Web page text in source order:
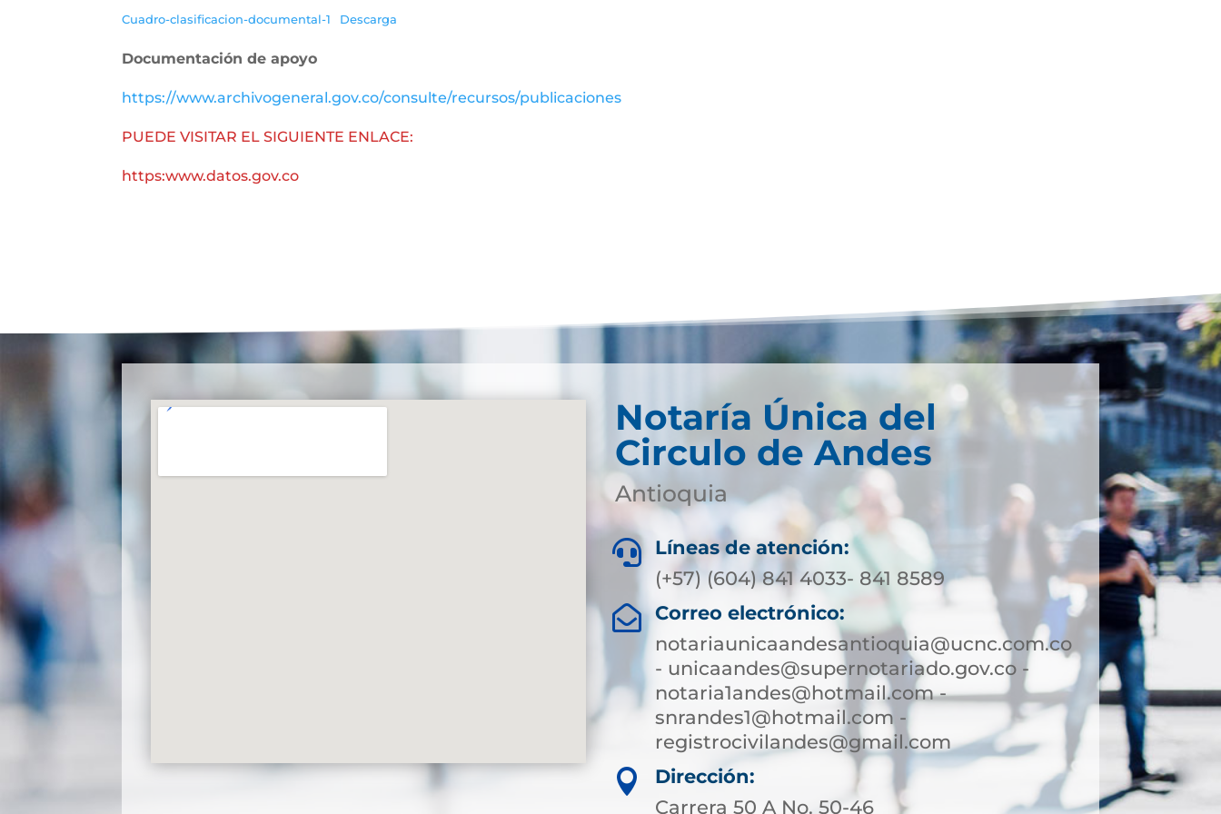
Cuadro-clasificacion-documental-1 Descarga
Documentación de apoyo
https://www.archivogeneral.gov.co/consulte/recursos/publicaciones
PUEDE VISITAR EL SIGUIENTE ENLACE:
https:www.datos.gov.co
Notaría Única del
Circulo de Andes
Antioquia

Líneas de atención:
(+57) (604) 841 4033- 841 8589

Correo electrónico:
notariaunicaandesantioquia@ucnc.com.co
- unicaandes@supernotariado.gov.co -
notaria1andes@hotmail.com -
snrandes1@hotmail.com -
registrocivilandes@gmail.com

Dirección:
Carrera 50 A No. 50-46